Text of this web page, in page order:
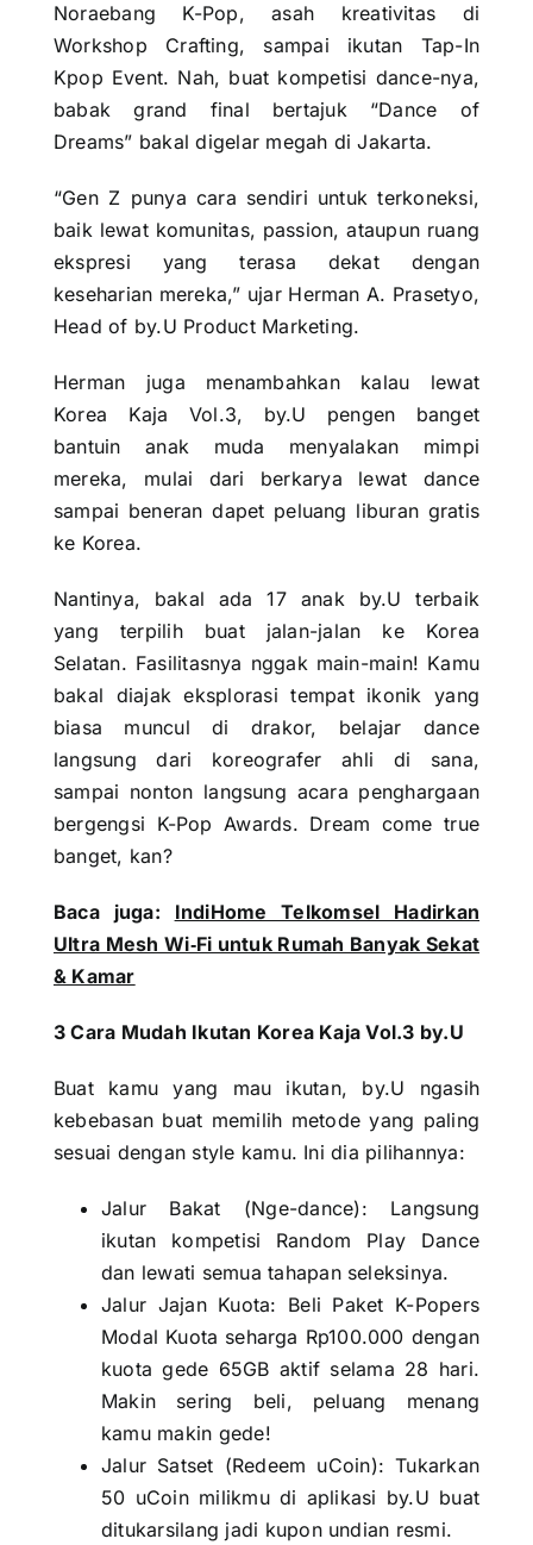
Noraebang K-Pop, asah kreativitas di
Workshop Crafting, sampai ikutan Tap-In
Kpop Event. Nah, buat kompetisi dance-nya,
babak grand final bertajuk “Dance of
Dreams” bakal digelar megah di Jakarta.
“Gen Z punya cara sendiri untuk terkoneksi,
baik lewat komunitas, passion, ataupun ruang
ekspresi yang terasa dekat dengan
keseharian mereka,” ujar Herman A. Prasetyo,
Head of by.U Product Marketing.
Herman juga menambahkan kalau lewat
Korea Kaja Vol.3, by.U pengen banget
bantuin anak muda menyalakan mimpi
mereka, mulai dari berkarya lewat dance
sampai beneran dapet peluang liburan gratis
ke Korea.
Nantinya, bakal ada 17 anak by.U terbaik
yang terpilih buat jalan-jalan ke Korea
Selatan. Fasilitasnya nggak main-main! Kamu
bakal diajak eksplorasi tempat ikonik yang
biasa muncul di drakor, belajar dance
langsung dari koreografer ahli di sana,
sampai nonton langsung acara penghargaan
bergengsi K-Pop Awards. Dream come true
banget, kan?
Baca juga: IndiHome Telkomsel Hadirkan
Ultra Mesh Wi‑Fi untuk Rumah Banyak Sekat
& Kamar
3 Cara Mudah Ikutan Korea Kaja Vol.3 by.U
Buat kamu yang mau ikutan, by.U ngasih
kebebasan buat memilih metode yang paling
sesuai dengan style kamu. Ini dia pilihannya:
Jalur Bakat (Nge-dance): Langsung
ikutan kompetisi Random Play Dance
dan lewati semua tahapan seleksinya.
Jalur Jajan Kuota: Beli Paket K-Popers
Modal Kuota seharga Rp100.000 dengan
kuota gede 65GB aktif selama 28 hari.
Makin sering beli, peluang menang
kamu makin gede!
Jalur Satset (Redeem uCoin): Tukarkan
50 uCoin milikmu di aplikasi by.U buat
ditukarsilang jadi kupon undian resmi.